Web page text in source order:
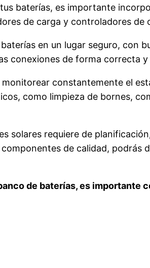
baterías, es importante
de carga y controladores de
en un lugar seguro, con
conexiones de forma correcta y
constantemente el
como limpieza de bornes,
solares requiere de
de calidad, podrás
de baterías, es importante